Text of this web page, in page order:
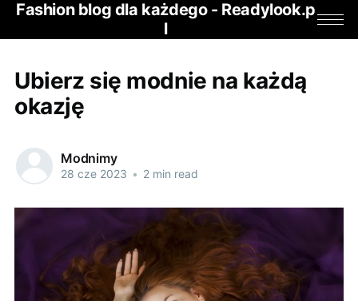
Fashion blog dla każdego - Readylook.p
l
Ubierz się modnie na każdą
okazję
Modnimy
28 cze 2023 • 2 min read